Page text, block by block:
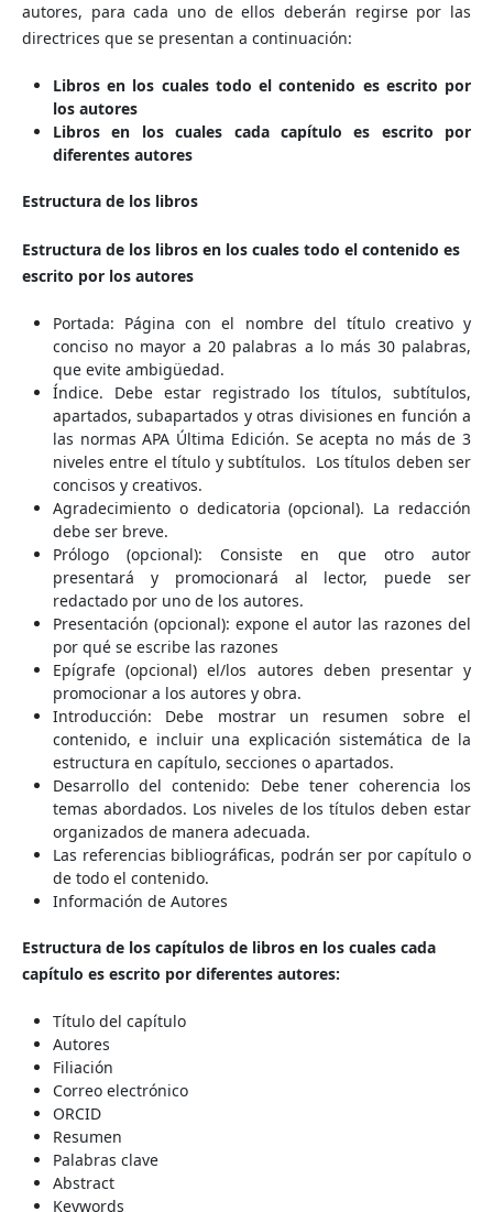
autores, para cada uno de ellos deberán regirse por las
directrices que se presentan a continuación:
Libros en los cuales todo el contenido es escrito por
los autores
Libros en los cuales cada capítulo es escrito por
diferentes autores
Estructura de los libros
Estructura de los libros en los cuales todo el contenido es
escrito por los autores
Portada: Página con el nombre del título creativo y
conciso no mayor a 20 palabras a lo más 30 palabras,
que evite ambigüedad.
Índice. Debe estar registrado los títulos, subtítulos,
apartados, subapartados y otras divisiones en función a
las normas APA Última Edición. Se acepta no más de 3
niveles entre el título y subtítulos. Los títulos deben ser
concisos y creativos.
Agradecimiento o dedicatoria (opcional). La redacción
debe ser breve.
Prólogo (opcional): Consiste en que otro autor
presentará y promocionará al lector, puede ser
redactado por uno de los autores.
Presentación (opcional): expone el autor las razones del
por qué se escribe las razones
Epígrafe (opcional) el/los autores deben presentar y
promocionar a los autores y obra.
Introducción: Debe mostrar un resumen sobre el
contenido, e incluir una explicación sistemática de la
estructura en capítulo, secciones o apartados.
Desarrollo del contenido: Debe tener coherencia los
temas abordados. Los niveles de los títulos deben estar
organizados de manera adecuada.
Las referencias bibliográficas, podrán ser por capítulo o
de todo el contenido.
Información de Autores
Estructura de los capítulos de libros en los cuales cada
capítulo es escrito por diferentes autores:
Título del capítulo
Autores
Filiación
Correo electrónico
ORCID
Resumen
Palabras clave
Abstract
Keywords